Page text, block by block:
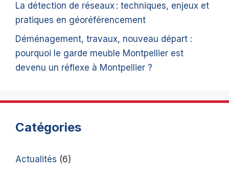
La détection de réseaux : techniques, enjeux et
pratiques en géoréférencement
Déménagement, travaux, nouveau départ :
pourquoi le garde meuble Montpellier est
devenu un réflexe à Montpellier ?
Catégories
Actualités (6)